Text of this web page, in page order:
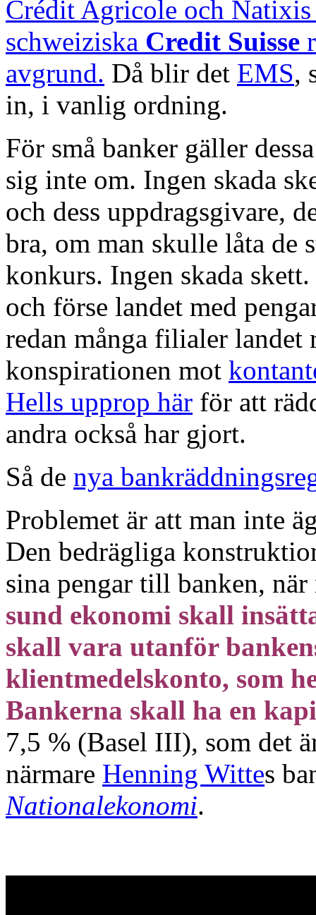
Crédit Agricole och Natixis
schweiziska Credit Suisse
avgrund. Då blir det EMS,
in, i vanlig ordning.
För små banker gäller
sig inte om. Ingen skada
och dess uppdragsgivare,
bra, om man skulle låta de
konkurs. Ingen skada
och förse landet med
redan många filialer
konspirationen mot
Hells upprop här för att
andra också har gjort.
Så de nya
Problemet är att man inte
Den bedrägliga
sina pengar till banken,
sund ekonomi skall
skall vara utanför
klientmedelskonto, som
Bankerna skall ha en
7,5 % (Basel III), som det
närmare Henning Wittes
Nationalekonomi.